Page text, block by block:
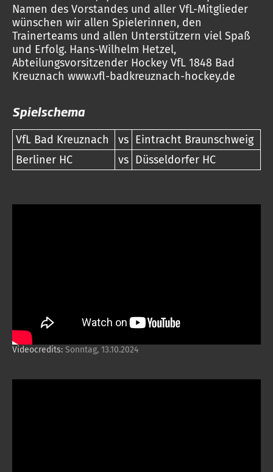
Namen des Vorstandes und aller VfL-Mitglieder
wünschen wir allen Spielerinnen, den
Trainerteams und allen Unterstützern viel Spaß
und Erfolg. Hans-Wilhelm Hetzel,
Abteilungsvorsitzender Hockey VfL 1848 Bad
Kreuznach www.vfl-badkreuznach-hockey.de
Spielschema
VfL Bad Kreuznach vs Eintracht Braunschweig
Berliner HC
vs Düsseldorfer HC
Videocredits: Sonntag, 13.10.2024